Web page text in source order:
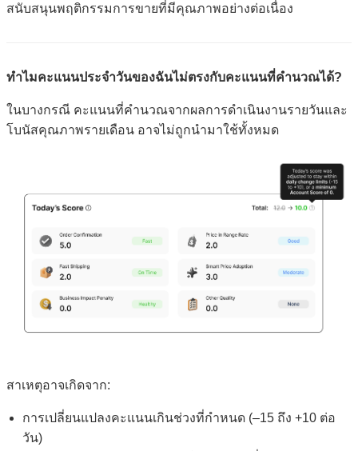
สนับสนุนพฤติกรรมการขายที่มีคุณภาพอย่างต่อเนื่อง
ทำไมคะแนนประจำวันของฉันไม่ตรงกับคะแนนที่คำนวณได้?
ในบางกรณี คะแนนที่คำนวณจากผลการดำเนินงานรายวันและ
โบนัสคุณภาพรายเดือน อาจไม่ถูกนำมาใช้ทั้งหมด
สาเหตุอาจเกิดจาก:
การเปลี่ยนแปลงคะแนนเกินช่วงที่กำหนด (–15 ถึง +10 ต่อ
วัน)